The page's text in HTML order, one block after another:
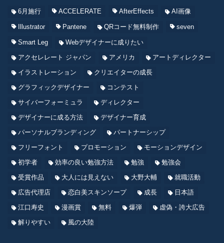
6月施行 ACCELERATE AfterEffects AI画像
Illustrator Pantene QRコード無料制作 seven
Smart Leg
Webデザイナーに成りたい
アクセレレート ジャパン
アメリカ
アートディレクター
イラストレーション
クリエイターの成長
グラフィックデザイナー
コンテスト
サイバーフォーミュラ
ディレクター
デザイナーに成る方法
デザイナー育成
パーソナルブランディング
パートナーシップ
フリーフォント
プロモーション
モーションデザイン
初学者
効率の良い勉強方法 勉強
勉強会
受賞作品
大人には見えない 大野大輔
就職活動
広告代理店
恋白美スキンソープ 成長
日本語
江口寿史
漫画賞 無料 爆弾
虚偽・誇大広告
解りやすい
風の大陸